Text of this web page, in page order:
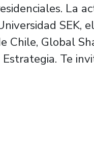
La
SEK,
Chile, Global
Te